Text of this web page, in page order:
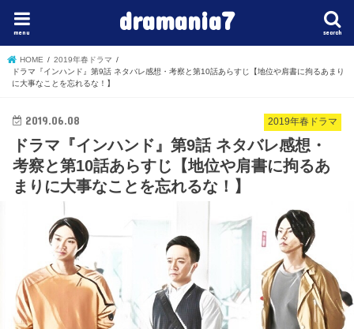
dramania7 search
menu
HOME
2019年春ドラマ
ドラマ『インハンド』第9話 ネタバレ感想・考察と第10話あらすじ【地位や肩書に拘るあまり
に大事なことを忘れるな！】
2019年春ドラマ
2019.06.08
ドラマ『インハンド』第9話 ネタバレ感想・
考察と第10話あらすじ【地位や肩書に拘るあ
まりに大事なことを忘れるな！】